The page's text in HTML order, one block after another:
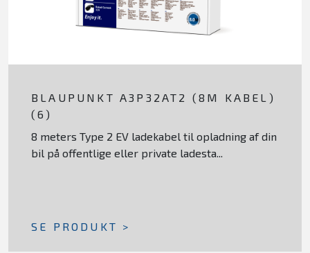
BLAUPUNKT A3P32AT2 (8M KABEL)
(6)
8 meters Type 2 EV ladekabel til opladning af din
bil på offentlige eller private ladesta...
SE PRODUKT >